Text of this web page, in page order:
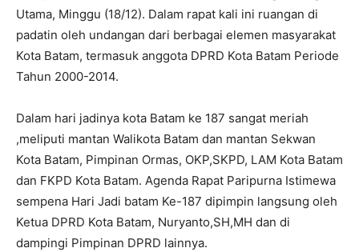
Utama, Minggu (18/12). Dalam rapat kali ini ruangan di
padatin oleh undangan dari berbagai elemen masyarakat
Kota Batam, termasuk anggota DPRD Kota Batam Periode
Tahun 2000-2014.
Dalam hari jadinya kota Batam ke 187 sangat meriah
,meliputi mantan Walikota Batam dan mantan Sekwan
Kota Batam, Pimpinan Ormas, OKP,SKPD, LAM Kota Batam
dan FKPD Kota Batam. Agenda Rapat Paripurna Istimewa
sempena Hari Jadi batam Ke-187 dipimpin langsung oleh
Ketua DPRD Kota Batam, Nuryanto,SH,MH dan di
dampingi Pimpinan DPRD lainnya.